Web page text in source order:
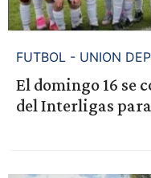
FUTBOL - UNION
El domingo 16 se
del Interligas